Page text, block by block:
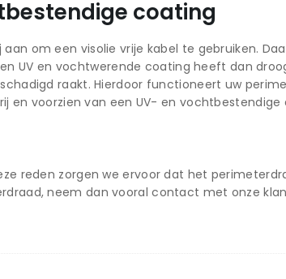
coating
om een visolie vrije kabel te gebruiken.
UV en vochtwerende coating heeft dan
raakt. Hierdoor functioneert uw
en voorzien van een UV- en vochtbestendige
reden zorgen we ervoor dat het
neem dan vooral contact met onze